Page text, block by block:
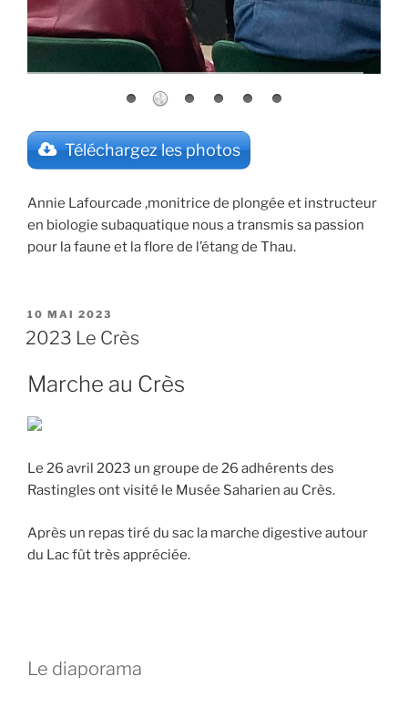
Téléchargez les photos
Annie Lafourcade ,monitrice de plongée et instructeur
en biologie subaquatique nous a transmis sa passion
pour la faune et la flore de l’étang de Thau.
PUBLIÉ
LE
10 MAI 2023
2023 Le Crès
Marche au Crès
Le 26 avril 2023 un groupe de 26 adhérents des
Rastingles ont visité le Musée Saharien au Crès.
Après un repas tiré du sac la marche digestive autour
du Lac fût très appréciée.
Le diaporama